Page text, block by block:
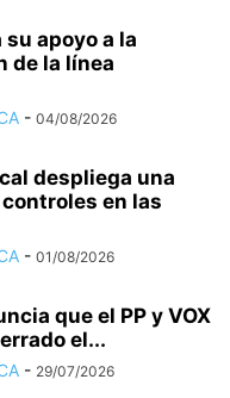
apoyo a la
de la línea
- 04/08/2026
despliega una
en las
- 01/08/2026
que el PP y VOX
el...
- 29/07/2026